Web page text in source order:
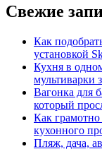
Свежие
Как
установкой
Кухня в
мультиварки
Вагонка для
который
Как
кухонного
Пляж, дача,